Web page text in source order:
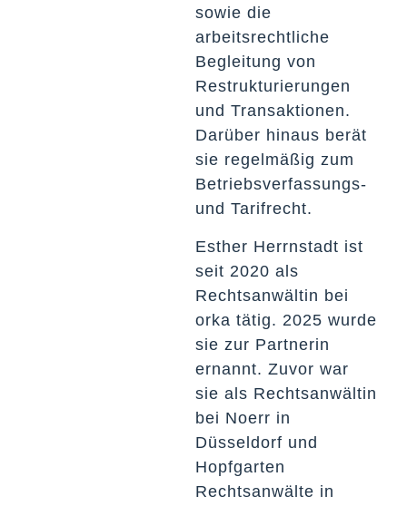
sowie die
arbeitsrechtliche
Begleitung von
Restrukturierungen
und Transaktionen.
Darüber hinaus berät
sie regelmäßig zum
Betriebsverfassungs-
und Tarifrecht.
Esther Herrnstadt ist
seit 2020 als
Rechtsanwältin bei
orka tätig. 2025 wurde
sie zur Partnerin
ernannt. Zuvor war
sie als Rechtsanwältin
bei Noerr in
Düsseldorf und
Hopfgarten
Rechtsanwälte in